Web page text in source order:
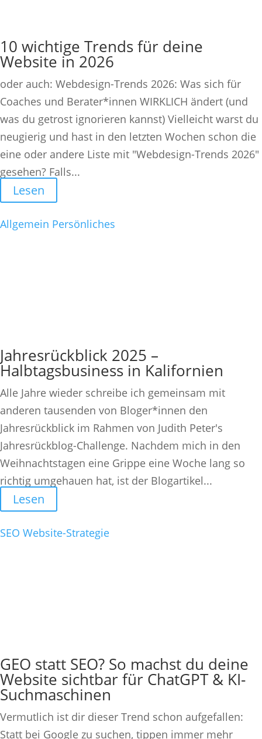
10 wichtige Trends für deine
Website in 2026
oder auch: Webdesign-Trends 2026: Was sich für
Coaches und Berater*innen WIRKLICH ändert (und
was du getrost ignorieren kannst) Vielleicht warst du
neugierig und hast in den letzten Wochen schon die
eine oder andere Liste mit "Webdesign-Trends 2026"
gesehen? Falls...
Lesen
Allgemein Persönliches
Jahresrückblick 2025 –
Halbtagsbusiness in Kalifornien
Alle Jahre wieder schreibe ich gemeinsam mit
anderen tausenden von Bloger*innen den
Jahresrückblick im Rahmen von Judith Peter's
Jahresrückblog-Challenge. Nachdem mich in den
Weihnachtstagen eine Grippe eine Woche lang so
richtig umgehauen hat, ist der Blogartikel...
Lesen
SEO Website-Strategie
GEO statt SEO? So machst du deine
Website sichtbar für ChatGPT & KI-
Suchmaschinen
Vermutlich ist dir dieser Trend schon aufgefallen:
Statt bei Google zu suchen, tippen immer mehr